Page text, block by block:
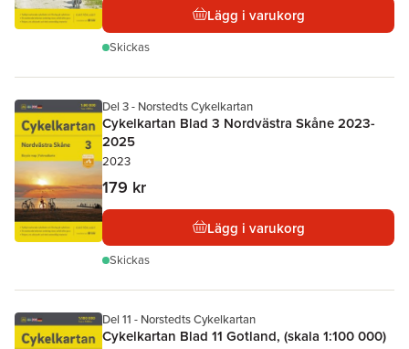
Lägg i varukorg
Skickas
Del 3 - Norstedts Cykelkartan
Cykelkartan Blad 3 Nordvästra Skåne 2023-
2025
2023
179 kr
Lägg i varukorg
Skickas
Del 11 - Norstedts Cykelkartan
Cykelkartan Blad 11 Gotland, (skala 1:100 000)